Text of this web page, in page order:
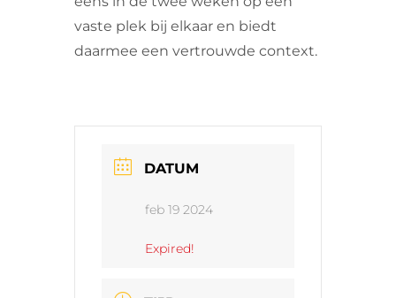
vaste plek bij elkaar en biedt
daarmee een vertrouwde context.
DATUM
feb 19 2024
Expired!